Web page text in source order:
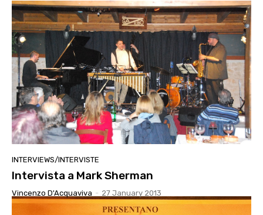
INTERVIEWS/INTERVISTE
Intervista a Mark Sherman
Vincenzo D'Acquaviva - 27 January 2013